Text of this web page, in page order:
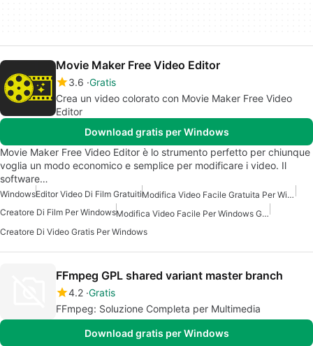
Movie Maker Free Video Editor
3.6 Gratis
Crea un video colorato con Movie Maker Free Video
Editor
Download gratis per Windows
Movie Maker Free Video Editor è lo strumento perfetto per chiunque
voglia un modo economico e semplice per modificare i video. Il
software…
WindowsEditor Video Di Film Gratuiti
Modifica Video Facile Gratuita Per Windows
Creatore Di Film Per Windows
Modifica Video Facile Per Windows Gratuita
Creatore Di Video Gratis Per Windows
FFmpeg GPL shared variant master branch
4.2 Gratis
FFmpeg: Soluzione Completa per Multimedia
Download gratis per Windows